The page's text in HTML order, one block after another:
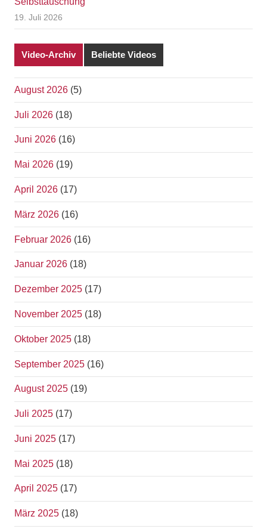
19. Juli 2026
Video-Archiv Beliebte Videos
August 2026 (5)
Juli 2026 (18)
Juni 2026 (16)
Mai 2026 (19)
April 2026 (17)
März 2026 (16)
Februar 2026 (16)
Januar 2026 (18)
Dezember 2025 (17)
November 2025 (18)
Oktober 2025 (18)
September 2025 (16)
August 2025 (19)
Juli 2025 (17)
Juni 2025 (17)
Mai 2025 (18)
April 2025 (17)
März 2025 (18)